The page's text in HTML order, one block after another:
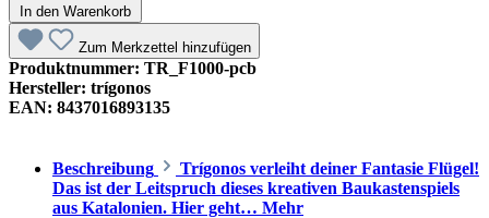
In den Warenkorb
Zum Merkzettel hinzufügen
Produktnummer: TR_F1000-pcb
Hersteller: trígonos
EAN: 8437016893135
Beschreibung
Trígonos verleiht deiner Fantasie Flügel!
Das ist der Leitspruch dieses kreativen Baukastenspiels
aus Katalonien. Hier geht… Mehr